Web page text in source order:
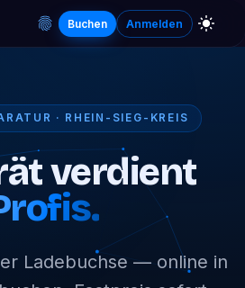
Buchen Anmelden
· RHEIN-SIEG-KREIS
verdient
Ladebuchse — online in